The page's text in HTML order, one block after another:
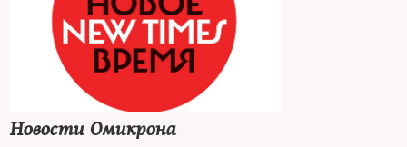
Новости Омикрона